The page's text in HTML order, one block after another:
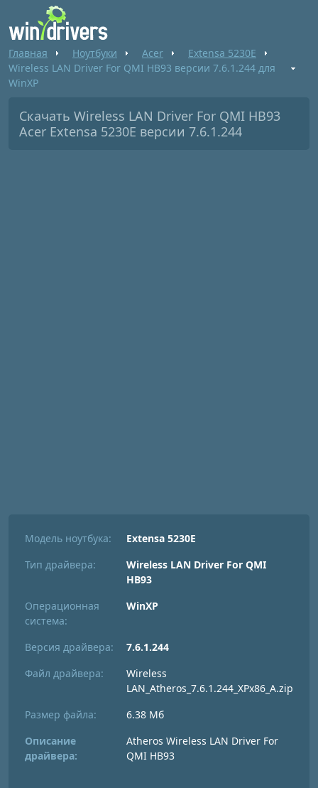
Главная Ноутбуки Acer
Extensa 5230E
Wireless LAN Driver For QMI HB93 версии 7.6.1.244 для
WinXP
Скачать Wireless LAN Driver For QMI HB93
Acer Extensa 5230E версии 7.6.1.244
Модель ноутбука:
Extensa 5230E
Тип драйвера:
Wireless LAN Driver For QMI
HB93
Операционная
система:
WinXP
Версия драйвера:
7.6.1.244
Файл драйвера:
Wireless
LAN_Atheros_7.6.1.244_XPx86_A.zip
Размер файла:
6.38 Мб
Описание
драйвера:
Atheros Wireless LAN Driver For
QMI HB93